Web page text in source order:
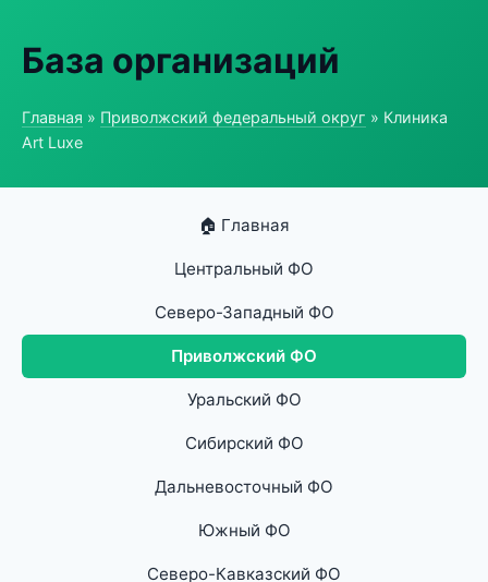
База организаций
Главная » Приволжский федеральный округ » Клиника
Art Luxe
🏠 Главная
Центральный ФО
Северо-Западный ФО
Приволжский ФО
Уральский ФО
Сибирский ФО
Дальневосточный ФО
Южный ФО
Северо-Кавказский ФО